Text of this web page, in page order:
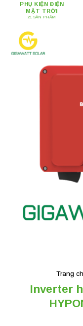
PHỤ KIỆN ĐIỆN
MẶT TRỜI
21 SẢN PHẨM
Trang
Inverter